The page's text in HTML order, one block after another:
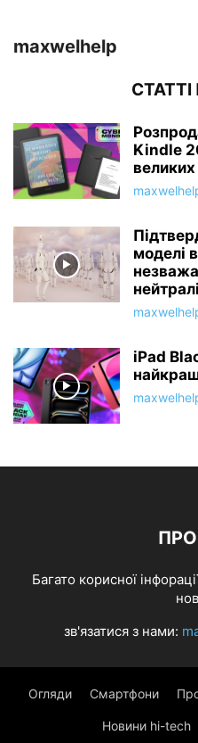
maxwelhelp
Kindle
моделі
iPad
Багато корисної
зв'язатися з нами:
Огляди Смартфони
Новини hi-tech